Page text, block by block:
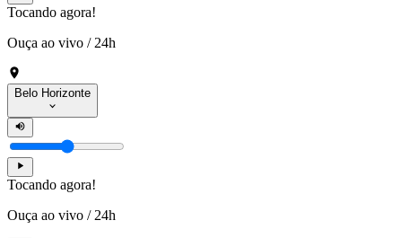
Tocando agora!
Ouça ao vivo / 24h
Belo Horizonte
Tocando agora!
Ouça ao vivo / 24h